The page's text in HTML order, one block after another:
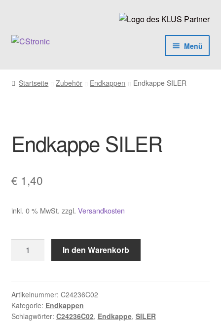
springen
springen
Menü
Zubehör
Startseite Zubehör Endkappen Endkappe SILER
Endkappe SILER
€ 1,40
inkl. 0 % MwSt. zzgl. Versandkosten
SILER
In den Warenkorb
Artikelnummer: C24236C02
Kategorie: Endkappen
Schlagwörter: C24236C02, Endkappe, SILER